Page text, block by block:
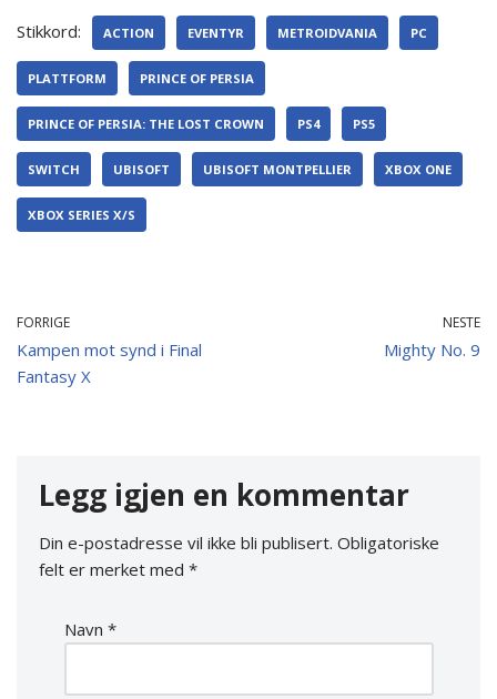
Stikkord: ACTION EVENTYR METROIDVANIA PC
PLATTFORM PRINCE OF PERSIA
PRINCE OF PERSIA: THE LOST CROWN PS4 PS5
SWITCH UBISOFT UBISOFT MONTPELLIER XBOX ONE
XBOX SERIES X/S
FORRIGE
Kampen mot synd i Final
Fantasy X
NESTE
Mighty No. 9
Legg igjen en kommentar
Din e-postadresse vil ikke bli publisert. Obligatoriske
felt er merket med *
Navn *